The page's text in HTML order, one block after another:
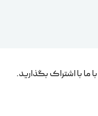
ما با اشتراک بگذارید.